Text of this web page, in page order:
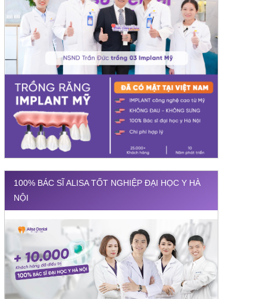
100% BÁC SĨ ALISA TỐT NGHIỆP ĐẠI HỌC Y HÀ
NỘI